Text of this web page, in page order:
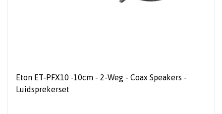
Eton ET-PFX10 -10cm - 2-Weg - Coax Speakers -
Luidsprekerset